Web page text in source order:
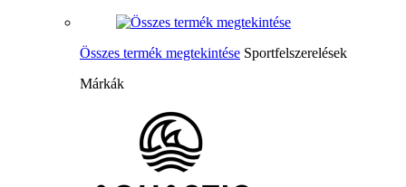
Összes termék megtekintése Sportfelszerelések
Márkák